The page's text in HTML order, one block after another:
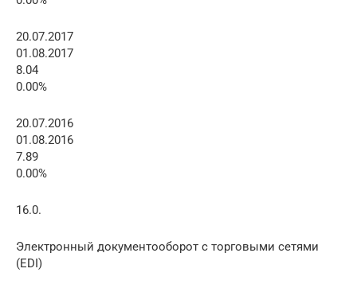
20.07.2017
01.08.2017
8.04
0.00%
20.07.2016
01.08.2016
7.89
0.00%
16.0.
Электронный документооборот с торговыми сетями
(EDI)